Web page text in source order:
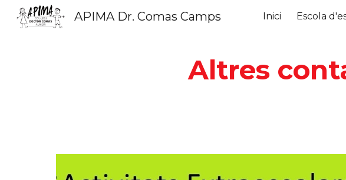
Skip to main content
APIMA Dr. Comas Camps Inici Escola
Altres